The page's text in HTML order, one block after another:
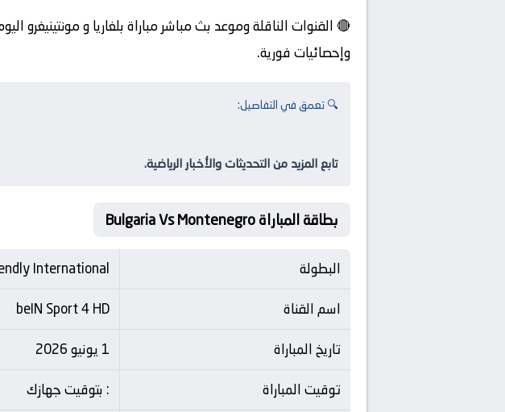
🔴 القنوات الناقلة وموعد بث مباشر مباراة بلغاريا و مونتينيغرو
وإحصائيات فورية.
🔍 تعمق في التفاصيل:
تابع المزيد من التحديثات والأخبار الرياضية.
بطاقة المباراة Bulgaria Vs Montenegro
البطولة
International
اسم القناة
beIN Sport 4 HD
تاريخ المباراة
1 يونيو 2026
توقيت المباراة
: بتوقيت جهازك